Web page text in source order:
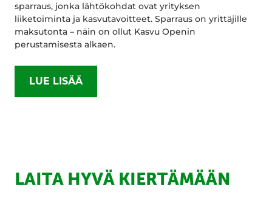
sparraus, jonka lähtökohdat ovat yrityksen
liiketoiminta ja kasvutavoitteet. Sparraus on yrittäjille
maksutonta – näin on ollut Kasvu Openin
perustamisesta alkaen.
LUE LISÄÄ
LAITA HYVÄ KIERTÄMÄÄN